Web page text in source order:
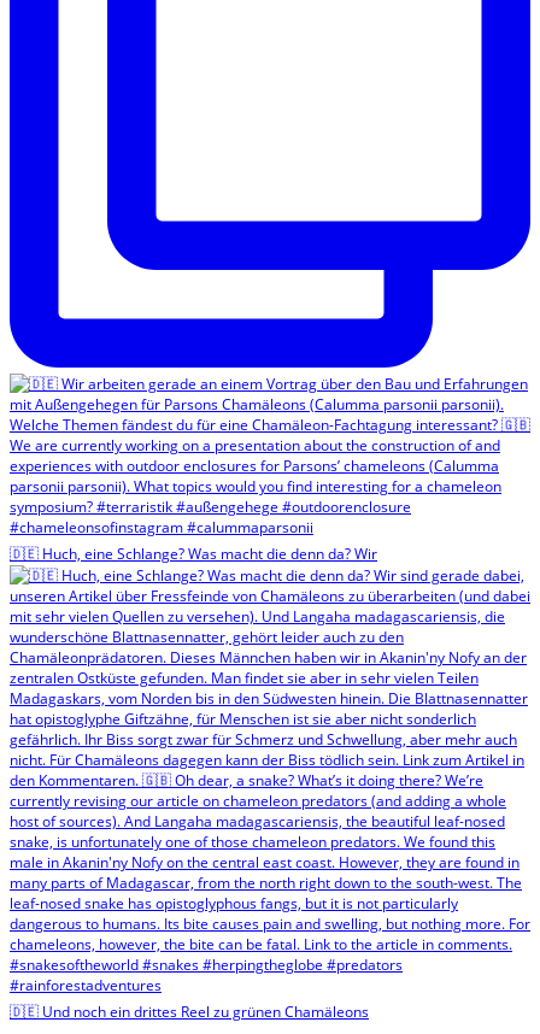
🇩🇪 Huch, eine Schlange? Was macht die denn da? Wir
🇩🇪 Und noch ein drittes Reel zu grünen Chamäleons